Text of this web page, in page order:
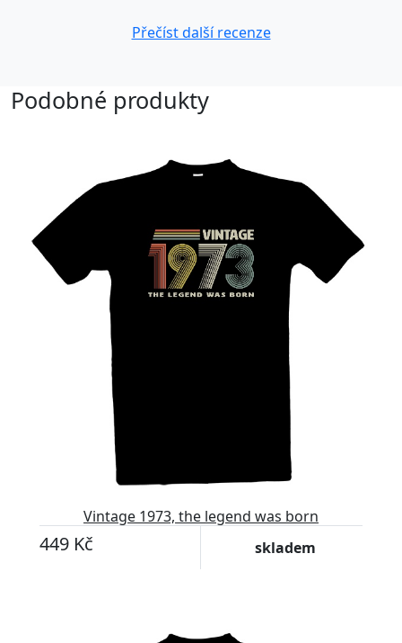
Přečíst další recenze
Podobné produkty
Vintage 1973, the legend was born
449 Kč skladem